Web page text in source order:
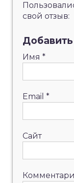
свой отзыв:
Имя *
Email *
Сайт